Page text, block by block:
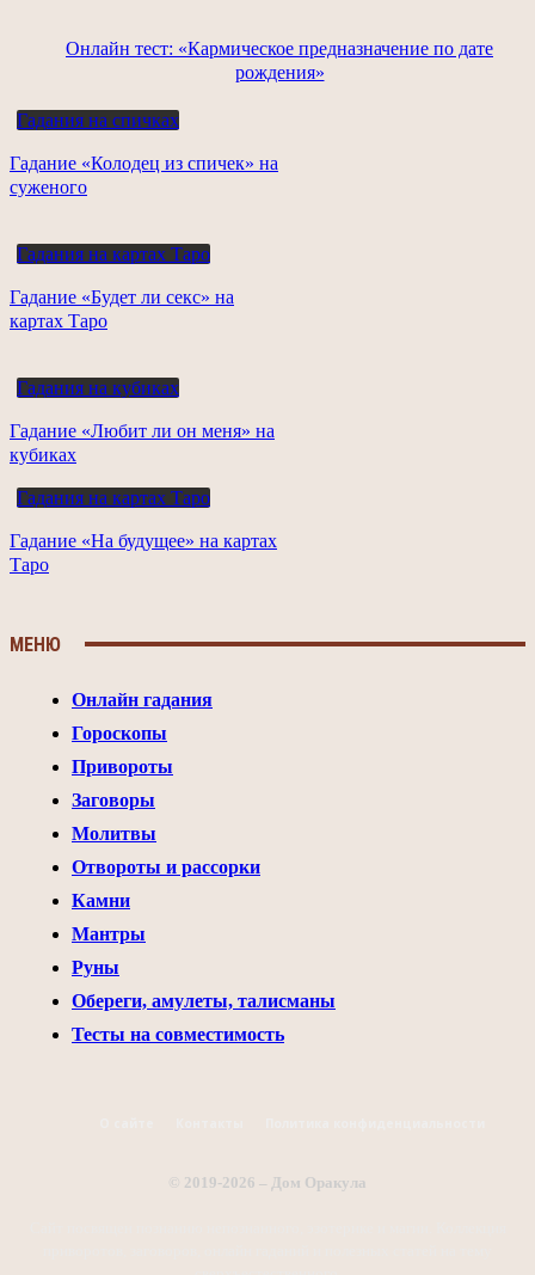
Онлайн тест: «Кармическое предназначение по дате
рождения»
Гадания на спичках
Гадание «Колодец из спичек» на
суженого
Гадания на картах Таро
Гадание «Будет ли секс» на
картах Таро
Гадания на кубиках
Гадание «Любит ли он меня» на
кубиках
Гадания на картах Таро
Гадание «На будущее» на картах
Таро
МЕНЮ
Онлайн гадания
Гороскопы
Привороты
Заговоры
Молитвы
Отвороты и рассорки
Камни
Мантры
Руны
Обереги, амулеты, талисманы
Тесты на совместимость
© 2019-2026 – Дом Оракула